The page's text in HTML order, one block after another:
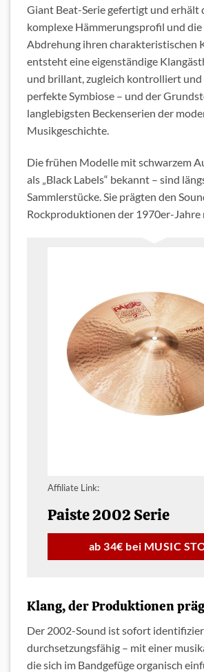
Giant Beat-Serie gefertigt und erhält
komplexe Hämmerungsprofil und
Abdrehung ihren charakteristischen
entsteht eine eigenständige
und brillant, zugleich kontrolliert und
perfekte Symbiose – und der
langlebigsten Beckenserien der
Musikgeschichte.
Die frühen Modelle mit schwarzem
als „Black Labels“ bekannt – sind
Sammlerstücke. Sie prägten den
Rockproduktionen der 1970er-Jahre
Affiliate Link:
Paiste 2002 Serie
ab 34€ bei MUSIC
Klang, der Produktionen
Der 2002-Sound ist sofort
durchsetzungsfähig – mit einer
die sich im Bandgefüge organisch